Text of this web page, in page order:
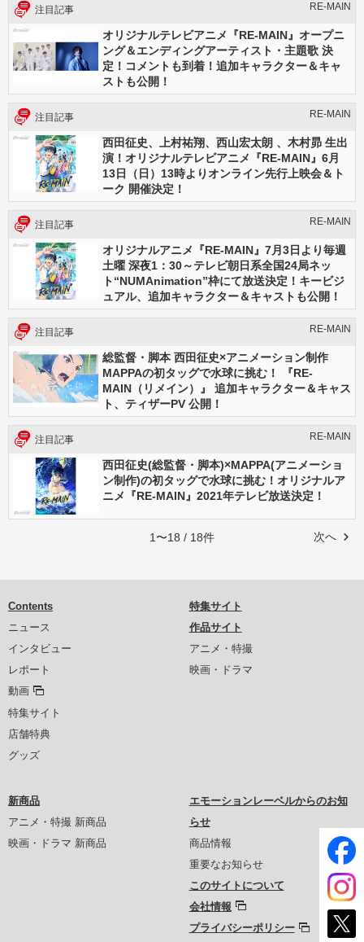
注目記事 RE-MAIN
オリジナルテレビアニメ『RE-MAIN』オープニ
ング＆エンディングアーティスト・主題歌 決
定！コメントも到着！追加キャラクター＆キャ
ストも公開！
注目記事 RE-MAIN
西田征史、上村祐翔、西山宏太朗 、木村昴 生出
演！オリジナルテレビアニメ『RE-MAIN』6月
13日（日）13時よりオンライン先行上映会＆ト
ーク 開催決定！
注目記事 RE-MAIN
オリジナルアニメ『RE-MAIN』7月3日より毎週
土曜 深夜1：30～テレビ朝日系全国24局ネッ
ト“NUMAnimation”枠にて放送決定！キービジ
ュアル、追加キャラクター＆キャストも公開！
注目記事 RE-MAIN
総監督・脚本 西田征史×アニメーション制作
MAPPAの初タッグで水球に挑む！ 『RE-
MAIN（リメイン）』 追加キャラクター＆キャス
ト、ティザーPV 公開！
注目記事 RE-MAIN
西田征史(総監督・脚本)×MAPPA(アニメーショ
ン制作)の初タッグで水球に挑む！オリジナルア
ニメ『RE-MAIN』2021年テレビ放送決定！
次へ
1〜18 / 18件
Contents
ニュース
インタビュー
レポート
動画
特集サイト
店舗特典
グッズ
特集サイト
作品サイト
アニメ・特撮
映画・ドラマ
新商品
アニメ・特撮 新商品
映画・ドラマ 新商品
エモーションレーベルからのお知
らせ
商品情報
重要なお知らせ
このサイトについて
会社情報
プライバシーポリシー